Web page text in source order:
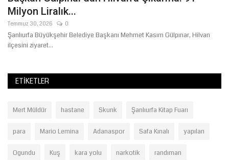
Milyon Liralık...
Temmuz 30, 2026 0
Şanlıurfa Büyükşehir Belediye Başkanı Mehmet Kasım Gülpınar, Hilvan
ilçesini ziyaret...
ETIKETLER
Mert Müldür hastane Skunk Şanlıurfa Kitap Fuarı
para Mario Lemina Adanaspor Safa Kınalı yapılan
Ogundu Kuş kara yolu narkotik randıman